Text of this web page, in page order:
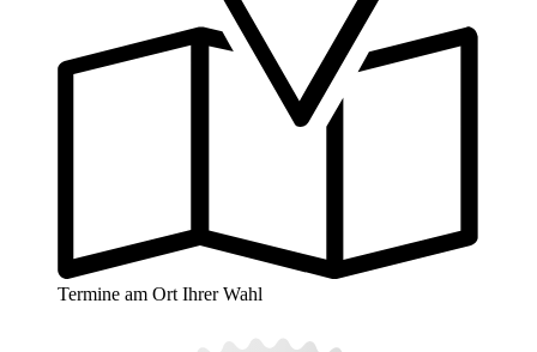
Termine am Ort Ihrer Wahl